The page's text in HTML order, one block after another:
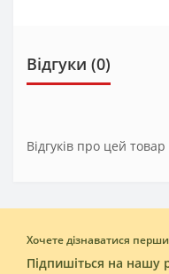
Відгуки (0)
Відгуків про цей
Хочете дізнаватися
Підпишіться на нашу